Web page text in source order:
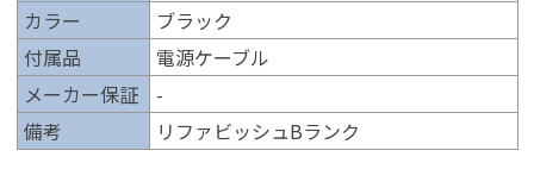
カラー
ブラック
付属品
電源ケーブル
メーカー保証
-
備考
リファビッシュBランク